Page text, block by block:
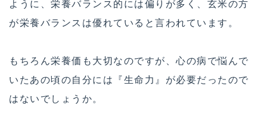
ように、栄養バランス的には偏りが多く、玄米の方
が栄養バランスは優れていると言われています。
もちろん栄養価も大切なのですが、心の病で悩んで
いたあの頃の自分には『生命力』が必要だったので
はないでしょうか。